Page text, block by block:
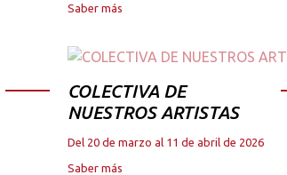
Saber más
COLECTIVA DE
NUESTROS ARTISTAS
Del 20 de marzo al 11 de abril de 2026
Saber más